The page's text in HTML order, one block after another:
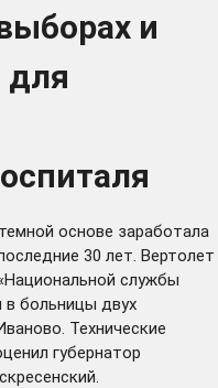
и
основе заработала
30 лет. Вертолет
службы
в больницы двух
Технические
губернатор